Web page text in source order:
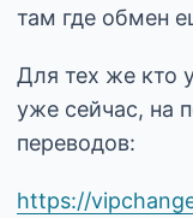
там где обмен
Для тех же кто
уже сейчас, на
переводов:
https://